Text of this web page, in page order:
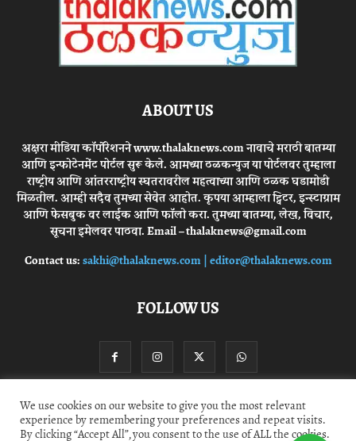
ABOUT US
अक्षरा मीडिया कॉर्पोरेशनने www.thalaknews.com नावाचे मराठी बातम्या
आणि इन्फोटेनमेंट पोर्टल सुरू केले. आमच्या ठळकन्युज या पोर्टलवर तुम्हाला
राष्ट्रीय आणि आंतरराष्ट्रीय स्घतरावरील महत्वाच्या आणि ठळक घडामोडी
मिळतील. आम्ही सदैव तुमच्या सेवेत आहोत. कृपया आम्हाला ट्विटर, इन्स्टाग्राम
आणि फेसबुक वर लाईक आणि फॉलो करा. तुमच्या बातम्या, लेख, विचार,
सूचना इमेलवर पाठवा. Email – thalaknews@gmail.com
Contact us:sakhi@thalaknews.com | editor@thalaknews.com
FOLLOW US
Privacy Policy Contact Us
We use cookies on our website to give you the most relevant
experience by remembering your preferences and repeat visits.
By clicking “Accept All”, you consent to the use of ALL the cookies.